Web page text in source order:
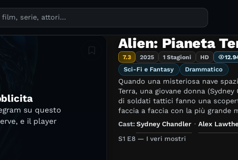
film, serie TV, attori, registi, generi e temi.
su questo
e il player
Aggiungi in lista
Alien: Pianeta
7.3 2025 1 Stagioni HD
Sci-Fi e Fantasy Drammatico
Quando una misteriosa nave
Terra, una giovane donna
di soldati tattici fanno una
faccia a faccia con la più grande
Cast: Sydney Chandler · Alex
S1 E8 — I veri mostri